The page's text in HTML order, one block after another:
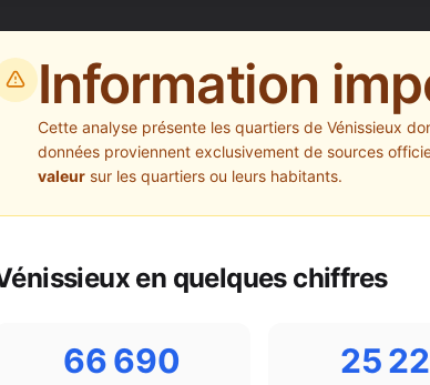
Information
Cette analyse présente les quartiers de Vénissieux
données proviennent exclusivement de sources
valeur sur les quartiers ou leurs habitants.
en quelques chiffres
66 690 25